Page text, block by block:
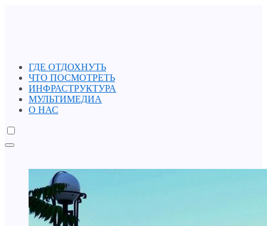
ГДЕ ОТДОХНУТЬ
ЧТО ПОСМОТРЕТЬ
ИНФРАСТРУКТУРА
МУЛЬТИМЕДИА
О НАС